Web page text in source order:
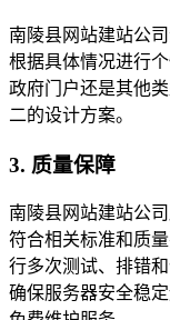
南陵县网站建站公
根据具体情况进行
政府门户还是其他
二的设计方案。
3. 质量保障
南陵县网站建站公
符合相关标准和质
行多次测试、排错
确保服务器安全稳